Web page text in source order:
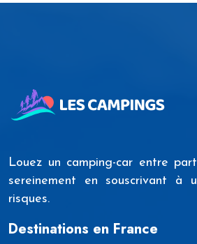
Louez un camping-car entre
sereinement en souscrivant à
risques.
Destinations en France